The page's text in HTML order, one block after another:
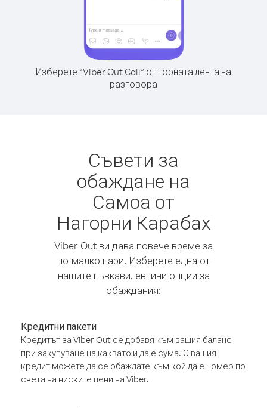
Изберете “Viber Out Call” от горната лента на
разговора
Съвети за
обаждане на
Самоа от
Нагорни Карабах
Viber Out ви дава повече време за
по-малко пари. Изберете една от
нашите гъвкави, евтини опции за
обаждания:
Кредитни пакети
Кредитът за Viber Out се добавя към вашия баланс
при закупуване на каквато и да е сума. С вашия
кредит можете да се обаждате към кой да е номер по
света на ниските цени на Viber.